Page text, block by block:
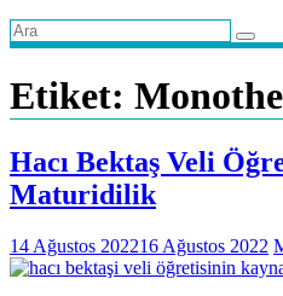
Etiket:
Hacı Bektaş Veli
Maturidilik
14 Ağustos 202216 Ağustos 2022